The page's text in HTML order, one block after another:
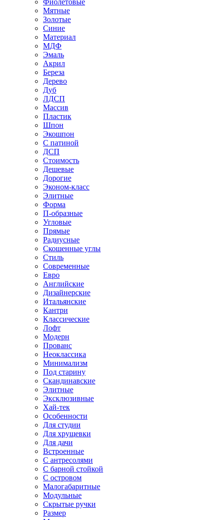
Фиолетовые
Мятные
Золотые
Синие
Материал
МДФ
Эмаль
Акрил
Береза
Дерево
Дуб
ЛДСП
Массив
Пластик
Шпон
Экошпон
С патиной
ДСП
Стоимость
Дешевые
Дорогие
Эконом-класс
Элитные
Форма
П-образные
Угловые
Прямые
Радиусные
Скошенные углы
Стиль
Современные
Евро
Английские
Дизайнерские
Итальянские
Кантри
Классические
Лофт
Модерн
Прованс
Неоклассика
Минимализм
Под старину
Скандинавские
Элитные
Эксклюзивные
Хай-тек
Особенности
Для студии
Для хрущевки
Для дачи
Встроенные
С антресолями
С барной стойкой
С островом
Малогабаритные
Модульные
Скрытые ручки
Размер